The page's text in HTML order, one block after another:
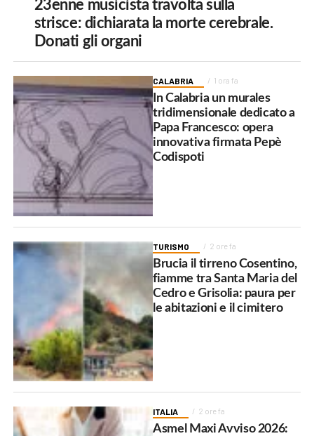
23enne musicista travolta sulla
strisce: dichiarata la morte cerebrale.
Donati gli organi
CALABRIA 1 ora fa
In Calabria un murales
tridimensionale dedicato a
Papa Francesco: opera
innovativa firmata Pepè
Codispoti
TURISMO 2 ore fa
Brucia il tirreno Cosentino,
fiamme tra Santa Maria del
Cedro e Grisolia: paura per
le abitazioni e il cimitero
ITALIA 2 ore fa
Asmel Maxi Avviso 2026: